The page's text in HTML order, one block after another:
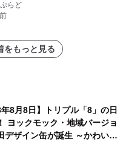
らど
をもっと見る
年8月8日】トリプル「8」の日
ヨックモック・地域バージョ
デザイン缶が誕生 ～かわいい